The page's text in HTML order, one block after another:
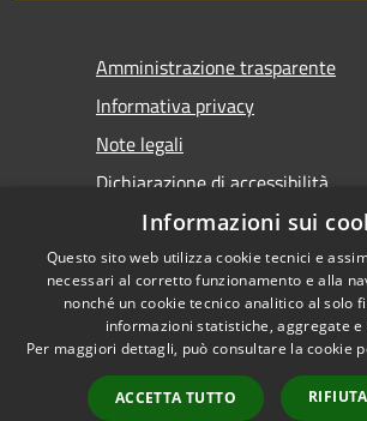
Amministrazione trasparente
Informativa privacy
Note legali
Dichiarazione di accessibilità
Accessibilità
Copyright
Castel
by
Informazioni sui
Questo sito web utilizza cookie tecnici e
necessari al corretto funzionamento e alla
nonché un cookie tecnico analitico al solo
informazioni statistiche, aggregate e
Per maggiori dettagli, può consultare la cookie
ACCETTA TUTTO